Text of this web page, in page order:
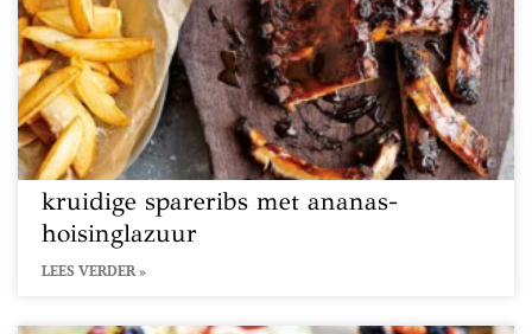
kruidige spareribs met ananas-
hoisinglazuur
LEES VERDER »